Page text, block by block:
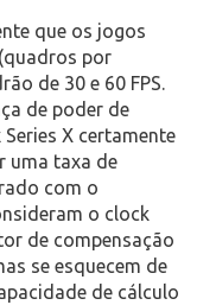
que os jogos
por
de 30 e 60 FPS.
de poder de
X certamente
uma taxa de
com o
o clock
de compensação
se esquecem de
de cálculo